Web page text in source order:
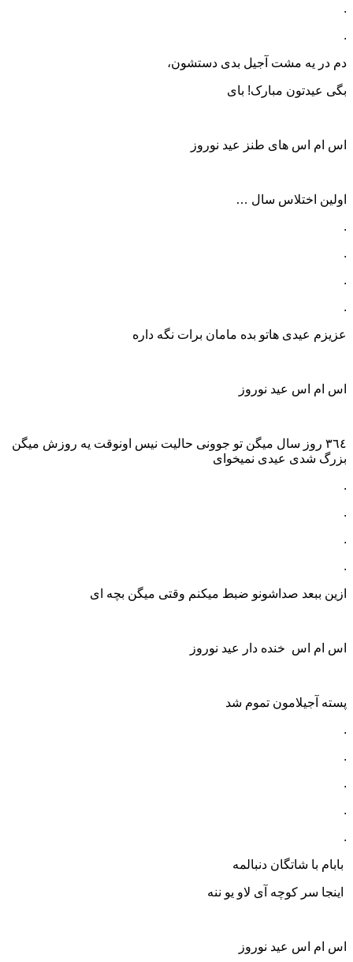
.
.
دم در یه مشت آجیل بدی دستشون،
بگی عیدتون مبارک! بای
اس ام اس های طنز عید نوروز
اولین اختلاس سال …
.
.
.
.
عزیزم عیدی هاتو بده مامان برات نگه داره
اس ام اس عید نوروز
٣٦٤ روز سال میگن تو جوونی حالیت نیس اونوقت یه روزش میگن
بزرگ شدی عیدی نمیخوای
.
.
.
.
ازین ببعد صداشونو ضبط میکنم وقتی میگن بچه ای
اس ام اس خنده دار عید نوروز
پسته آجیلامون تموم شد
.
.
.
.
.
بابام با شاتگان دنبالمه
اینجا سر کوچه آی لاو یو ننه
اس ام اس عید نوروز